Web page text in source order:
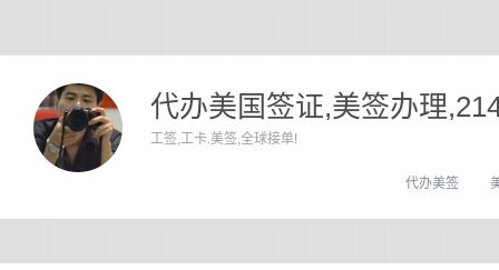
代办美国签证,美签办理
工签,工卡.美签,全球接单!
代办美签